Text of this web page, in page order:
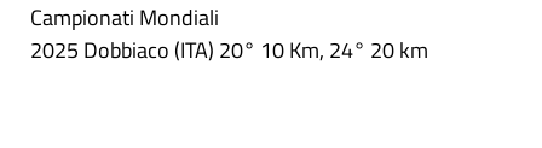
Campionati Mondiali
2025 Dobbiaco (ITA) 20° 10 Km, 24° 20 km